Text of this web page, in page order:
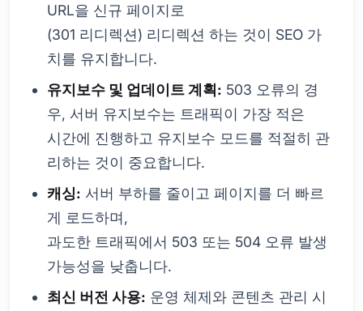
URL을 신규 페이지로
(301 리디렉션) 리디렉션 하는 것이 SEO 가
치를 유지합니다.
유지보수 및 업데이트 계획: 503 오류의 경
우, 서버 유지보수는 트래픽이 가장 적은
시간에 진행하고 유지보수 모드를 적절히 관
리하는 것이 중요합니다.
캐싱: 서버 부하를 줄이고 페이지를 더 빠르
게 로드하며,
과도한 트래픽에서 503 또는 504 오류 발생
가능성을 낮춥니다.
최신 버전 사용: 운영 체제와 콘텐츠 관리 시